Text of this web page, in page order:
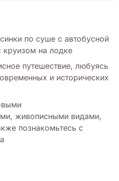
по суше с автобусной
на лодке
путешествие, любуясь
и исторических
живописными видами,
познакомьтесь с